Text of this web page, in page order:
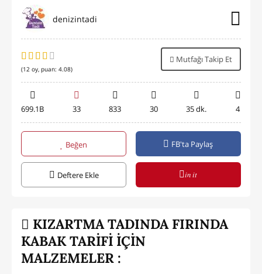
denizintadi
(12 oy, puan: 4.08)
Mutfağı Takip Et
699.1B 33 833 30 35 dk. 4
Beğen FB'ta Paylaş
Deftere Ekle in it
KIZARTMA TADINDA FIRINDA
KABAK TARİFİ İÇİN
MALZEMELER :